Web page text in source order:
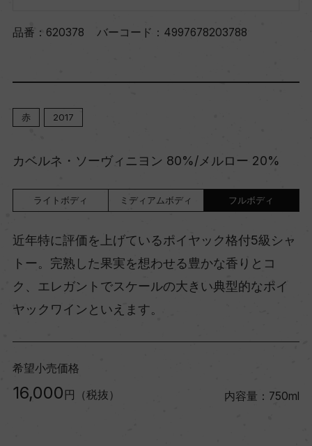
品番： 620378 バーコード： 4997678203788
赤 2017
カベルネ・ソーヴィニヨン 80%/メルロー 20%
ライトボディ ミディアムボディ フルボディ
近年特に評価を上げているポイヤック格付5級シャ
トー。完熟した果実を想わせる豊かな香りとコ
ク、エレガントでスケールの大きい典型的なポイ
ヤックワインといえます。
希望小売価格
16,000 円（税抜） 内容量：750ml